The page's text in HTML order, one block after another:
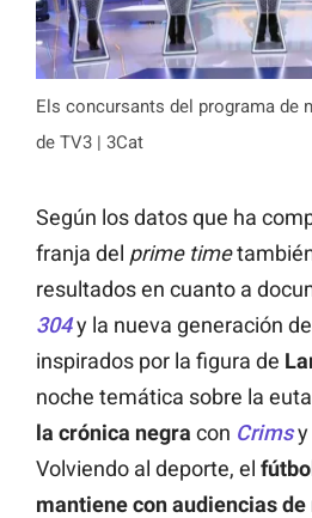
Els concursants del programa de
de TV3 | 3Cat
Según los datos que ha
franja del prime time
resultados en cuanto a
304y la nueva generación
inspirados por la figura de
noche temática sobre la
la crónica negra con Crimsy
Volviendo al deporte, el
mantiene con audiencias